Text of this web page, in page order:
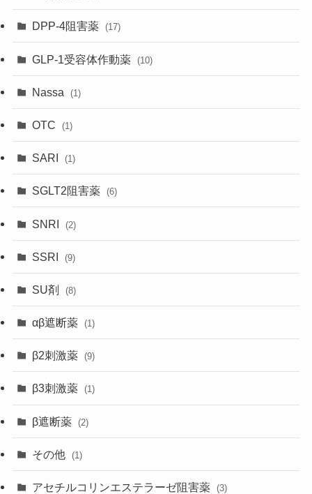
DPP-4阻害薬 (17)
GLP-1受容体作動薬 (10)
Nassa (1)
OTC (1)
SARI (1)
SGLT2阻害薬 (6)
SNRI (2)
SSRI (9)
SU剤 (8)
αβ遮断薬 (1)
β2刺激薬 (9)
β3刺激薬 (1)
β遮断薬 (2)
その他 (1)
アセチルコリンエステラーゼ阻害薬 (3)